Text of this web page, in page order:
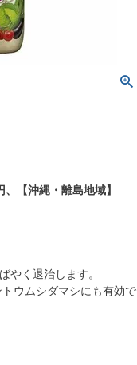
【沖縄・離島地域】
やく退治します。
ウムシダマシにも有効で